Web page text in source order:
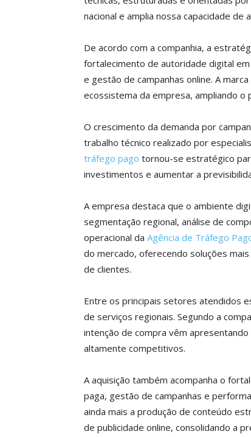
nacional e amplia nossa capacidade
De acordo com a companhia, a
fortalecimento de autoridade digital
e gestão de campanhas online. A marca
ecossistema da empresa, ampliando
O crescimento da demanda por
trabalho técnico realizado por
tráfego pago tornou-se estratégico
investimentos e aumentar a
A empresa destaca que o ambiente
segmentação regional, análise de
operacional da Agência de Tráfego
do mercado, oferecendo soluções
de clientes.
Entre os principais setores atendidos
de serviços regionais. Segundo a
intenção de compra vêm
altamente competitivos.
A aquisição também acompanha o
paga, gestão de campanhas e
ainda mais a produção de conteúdo
de publicidade online, consolidando a